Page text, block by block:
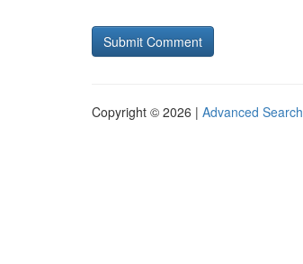
Copyright © 2026 | Advanced Search